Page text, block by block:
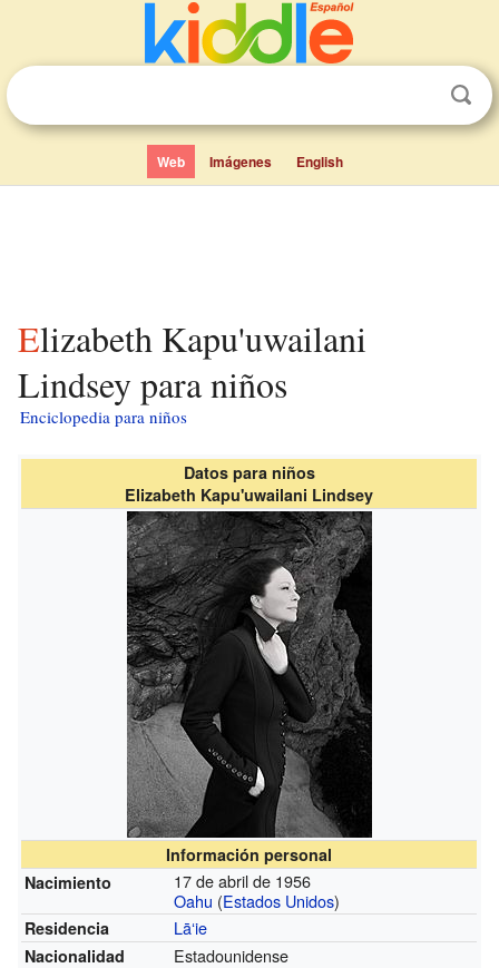
Web Imágenes English
Elizabeth Kapu'uwailani
Lindsey para niños
Enciclopedia para niños
Datos para niños
Elizabeth Kapu'uwailani Lindsey
Información personal
Nacimiento
17 de abril de 1956
Oahu (Estados Unidos)
Residencia Lāʻie
Nacionalidad Estadounidense